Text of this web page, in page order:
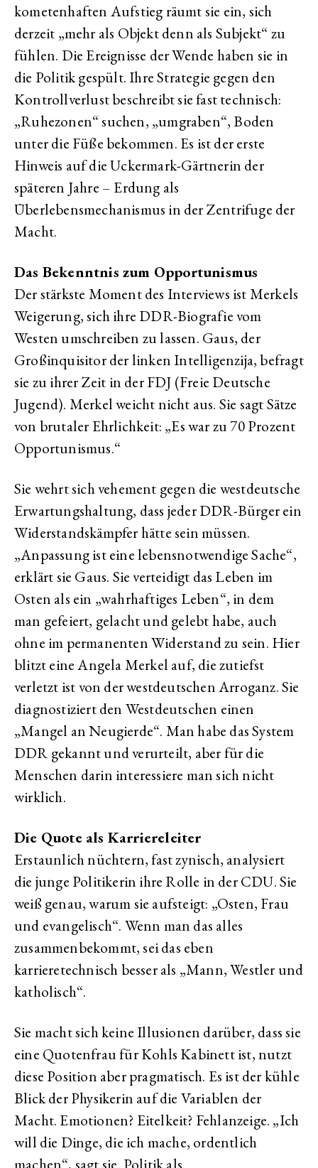
kometenhaften Aufstieg räumt sie ein, sich
derzeit „mehr als Objekt denn als Subjekt“ zu
fühlen. Die Ereignisse der Wende haben sie in
die Politik gespült. Ihre Strategie gegen den
Kontrollverlust beschreibt sie fast technisch:
„Ruhezonen“ suchen, „umgraben“, Boden
unter die Füße bekommen. Es ist der erste
Hinweis auf die Uckermark-Gärtnerin der
späteren Jahre – Erdung als
Überlebensmechanismus in der Zentrifuge der
Macht.
Das Bekenntnis zum Opportunismus
Der stärkste Moment des Interviews ist Merkels
Weigerung, sich ihre DDR-Biografie vom
Westen umschreiben zu lassen. Gaus, der
Großinquisitor der linken Intelligenzija, befragt
sie zu ihrer Zeit in der FDJ (Freie Deutsche
Jugend). Merkel weicht nicht aus. Sie sagt Sätze
von brutaler Ehrlichkeit: „Es war zu 70 Prozent
Opportunismus.“
Sie wehrt sich vehement gegen die westdeutsche
Erwartungshaltung, dass jeder DDR-Bürger ein
Widerstandskämpfer hätte sein müssen.
„Anpassung ist eine lebensnotwendige Sache“,
erklärt sie Gaus. Sie verteidigt das Leben im
Osten als ein „wahrhaftiges Leben“, in dem
man gefeiert, gelacht und gelebt habe, auch
ohne im permanenten Widerstand zu sein. Hier
blitzt eine Angela Merkel auf, die zutiefst
verletzt ist von der westdeutschen Arroganz. Sie
diagnostiziert den Westdeutschen einen
„Mangel an Neugierde“. Man habe das System
DDR gekannt und verurteilt, aber für die
Menschen darin interessiere man sich nicht
wirklich.
Die Quote als Karriereleiter
Erstaunlich nüchtern, fast zynisch, analysiert
die junge Politikerin ihre Rolle in der CDU. Sie
weiß genau, warum sie aufsteigt: „Osten, Frau
und evangelisch“. Wenn man das alles
zusammenbekommt, sei das eben
karrieretechnisch besser als „Mann, Westler und
katholisch“.
Sie macht sich keine Illusionen darüber, dass sie
eine Quotenfrau für Kohls Kabinett ist, nutzt
diese Position aber pragmatisch. Es ist der kühle
Blick der Physikerin auf die Variablen der
Macht. Emotionen? Eitelkeit? Fehlanzeige. „Ich
will die Dinge, die ich mache, ordentlich
machen“, sagt sie. Politik als